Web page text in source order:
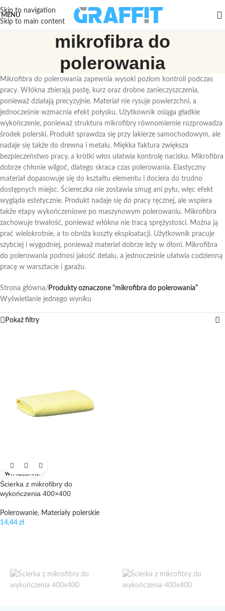
Skip to navigation
Skip to main content
MENU
mikrofibra do
polerowania
Mikrofibra do polerowania zapewnia wysoki poziom kontroli podczas
pracy. Włókna zbierają pastę, kurz oraz drobne zanieczyszczenia,
ponieważ działają precyzyjnie. Materiał nie rysuje powierzchni, a
jednocześnie wzmacnia efekt połysku. Użytkownik osiąga gładkie
wykończenie, ponieważ struktura mikrofibry równomiernie rozprowadza
środek polerski. Produkt sprawdza się przy lakierze samochodowym, ale
nadaje się także do drewna i metalu. Miękka faktura zwiększa
bezpieczeństwo pracy, a krótki włos ułatwia kontrolę nacisku. Mikrofibra
dobrze chłonie wilgoć, dlatego skraca czas polerowania. Elastyczny
materiał dopasowuje się do kształtu elementu i dociera do trudno
dostępnych miejsc. Ściereczka nie zostawia smug ani pyłu, więc efekt
wygląda estetycznie. Produkt nadaje się do pracy ręcznej, ale wspiera
także etapy wykończeniowe po maszynowym polerowaniu. Mikrofibra
zachowuje trwałość, ponieważ włókna nie tracą sprężystości. Można ją
prać wielokrotnie, a to obniża koszty eksploatacji. Użytkownik pracuje
szybciej i wygodniej, ponieważ materiał dobrze leży w dłoni. Mikrofibra
do polerowania podnosi jakość detalu, a jednocześnie ułatwia codzienną
pracę w warsztacie i garażu.
Strona główna/ Produkty oznaczone “mikrofibra do polerowania”
Wyświetlanie jednego wyniku
Pokaż filtry
WYPRZEDANE
Ścierka z mikrofibry do
wykończenia 400×400
Polerowanie, Materiały polerskie
14,44 zł